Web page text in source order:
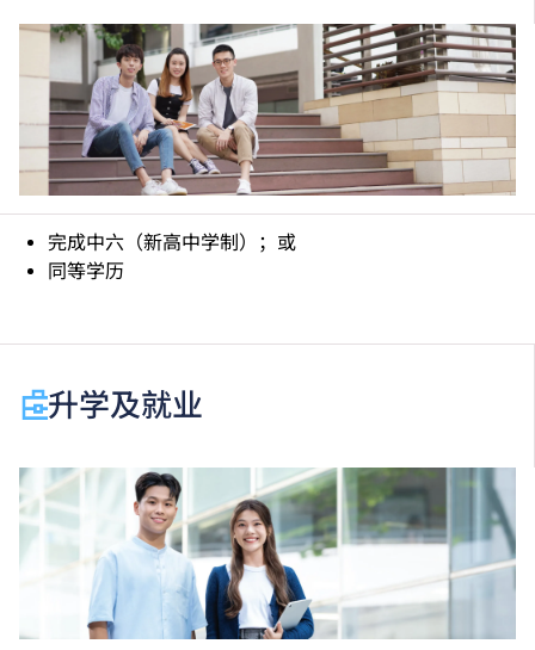
完成中六（新高中学制）；或
同等学历
升学及就业